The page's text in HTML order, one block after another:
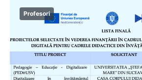
Profesori